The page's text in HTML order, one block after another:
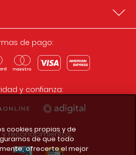
de pago:
y confianza:
y reconocimientos:
cookies propias y de
de que todo
ofrecerte el mejor